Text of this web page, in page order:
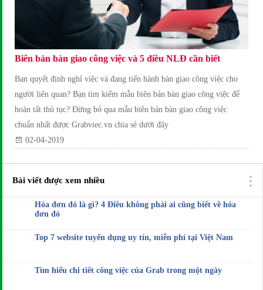
Biên bản bàn giao công việc và 5 điều NLĐ cần biết
Bạn quyết định nghỉ việc và đang tiến hành bàn giao công việc cho
người liên quan? Bạn tìm kiếm mẫu biên bản bàn giao công việc để
hoàn tất thủ tục? Đừng bỏ qua mẫu biên bản bàn giao công việc
chuẩn nhất được Grabviec.vn chia sẻ dưới đây
02-04-2019
Bài viết được xem nhiều
Hóa đơn đỏ là gì? 4 Điều không phải ai cũng biết về hóa
đơn đỏ
Top 7 website tuyển dụng uy tín, miễn phí tại Việt Nam
Tìm hiểu chi tiết công việc của Grab trong một ngày